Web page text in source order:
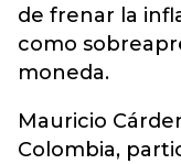
de frenar la
como
moneda.
Mauricio
Colombia,